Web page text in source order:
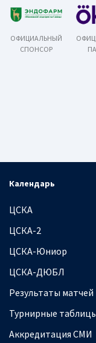
ОФИЦИАЛЬНЫЙ
СПОНСОР
Календарь
ЦСКА
ЦСКА-2
ЦСКА-Юниор
ЦСКА-ДЮБЛ
Результаты матчей
Турнирные
Аккредитация СМИ